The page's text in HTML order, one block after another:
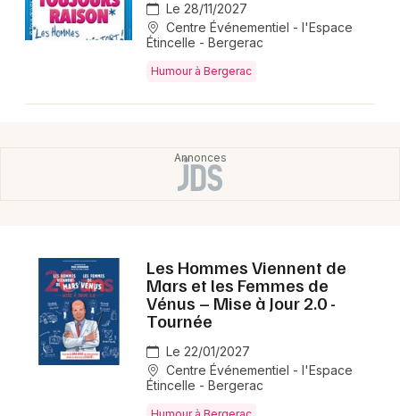
Le 28/11/2027
Centre Événementiel - l'Espace
Étincelle - Bergerac
Humour à Bergerac
Les Hommes Viennent de
Mars et les Femmes de
Vénus – Mise à Jour 2.0 -
Tournée
Le 22/01/2027
Centre Événementiel - l'Espace
Étincelle - Bergerac